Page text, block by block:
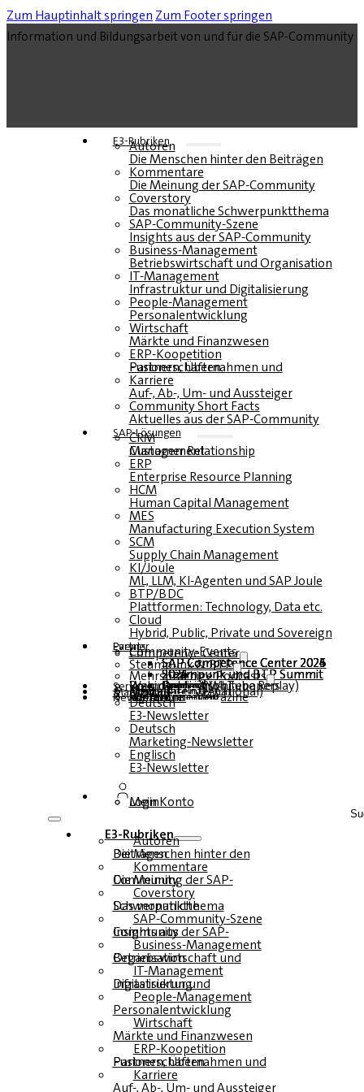
Zum Hauptinhalt springen Zum Footer springen
Information und Bildungsarbeit von und für die SAP-Community
E3-Rubriken
Autoren
Die Menschen hinter den Beiträgen
Kommentare
Die Meinung der SAP-Community
Coverstory
Das monatliche Schwerpunktthema
SAP-Community-Szene
Insights aus der SAP-Community
Business-Management
Betriebswirtschaft und Organisation
IT-Management
Infrastruktur und Digitalisierung
People-Management
Personalentwicklung
Wirtschaft
Märkte und Finanzwesen
ERP-Koopetition
Fusionen, Übernahmen und Partnerschaften
Karriere
Auf-, Ab-, Um- und Aussteiger
Community Short Facts
Aktuelles aus der SAP-Community
SAP-Lösungen
CRM
Customer Relationship Management
ERP
Enterprise Resource Planning
HCM
Human Capital Management
MES
Manufacturing Execution System
SCM
Supply Chain Management
KI/Joule
ML, LLM, KI-Agenten und SAP Joule
BTP/BDC
Plattformen: Technology, Data etc.
Cloud
Hybrid, Public, Private und Sovereign
Partner
EventsCommunity-Events
Competence Center
SAP Competence Center 2026
SAP Competence Center 2025
SAP Competence Center 2024
SAP Competence Center 2023
Steampunk & BTP
Steampunk und BTP Summit 2026
Steampunk und BTP Summit 2025
Steampunk und BTP Summit 2024
Mehrsprachige Podcasts
Deutsch
Englisch
Spanisch
Französisch
Roundtables (YouTube Replay)
Webinare und Whitepapers
Service
Formulare
Kontakt
Mediadaten DACH
Media Kit (International)
Magazin
hier abonnieren
für Abonnenten
kostenfreie Magazine
Newsletter
Deutsch
E3-Newsletter
Deutsch
Marketing-Newsletter
Englisch
E3-Newsletter
Login
Mein Konto
E3-Rubriken
Autoren
Die Menschen hinter den Beiträgen
Kommentare
Die Meinung der SAP-Community
Coverstory
Das monatliche Schwerpunktthema
SAP-Community-Szene
Insights aus der SAP-Community
Business-Management
Betriebswirtschaft und Organisation
IT-Management
Infrastruktur und Digitalisierung
People-Management
Personalentwicklung
Wirtschaft
Märkte und Finanzwesen
ERP-Koopetition
Fusionen, Übernahmen und Partnerschaften
Karriere
Auf-, Ab-, Um- und Aussteiger